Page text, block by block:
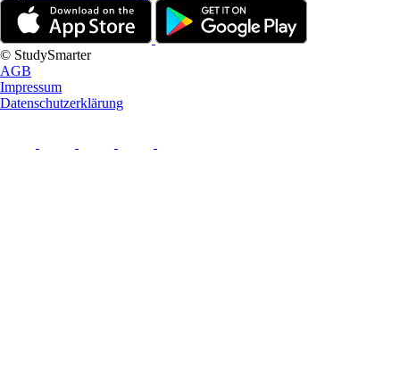
© StudySmarter
AGB
Impressum
Datenschutzerklärung